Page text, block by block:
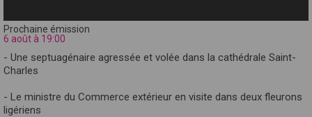
Prochaine émission
6 août à 19:00
- Une septuagénaire agressée et volée dans la cathédrale Saint-
Charles
- Le ministre du Commerce extérieur en visite dans deux fleurons
ligériens